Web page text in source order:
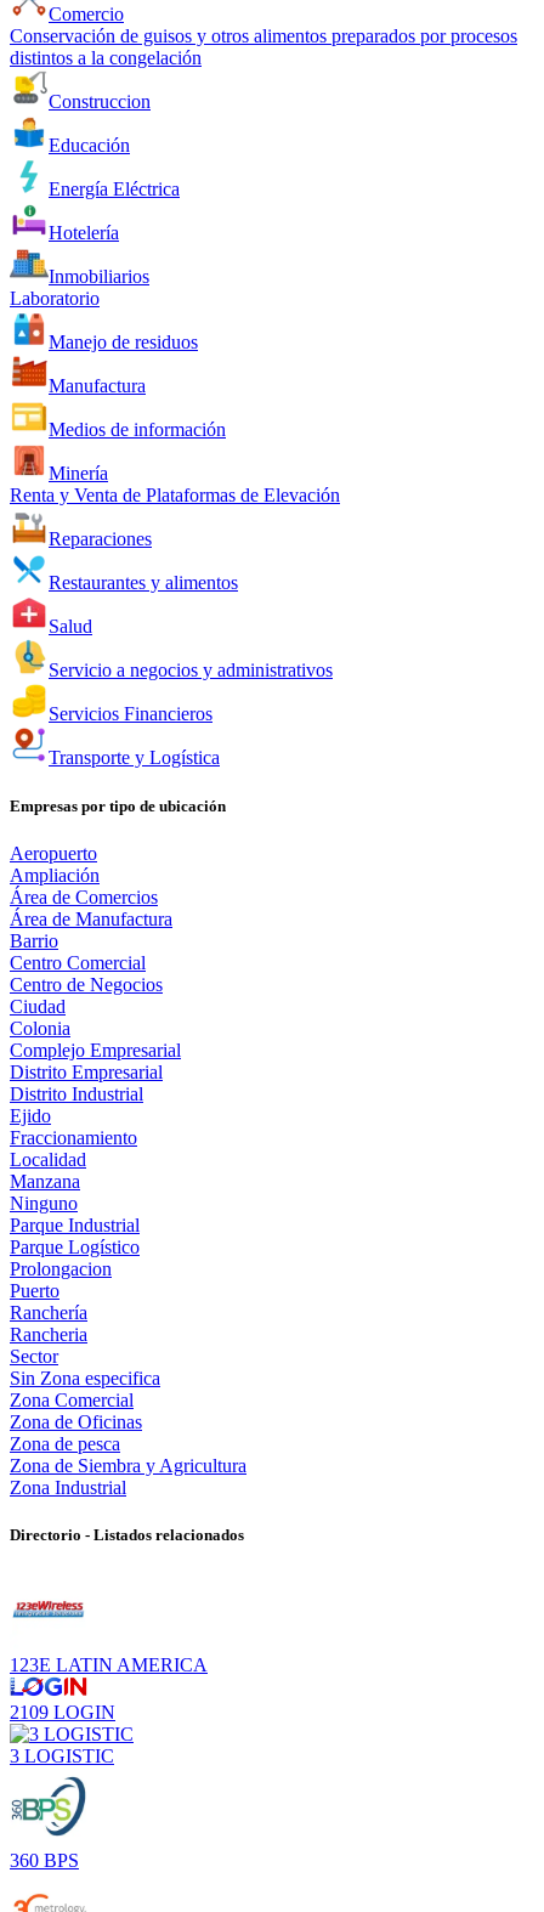
Comercio
Conservación de guisos y otros alimentos preparados por procesos
distintos a la congelación
Construccion
Educación
Energía Eléctrica
Hotelería
Inmobiliarios
Laboratorio
Manejo de residuos
Manufactura
Medios de información
Minería
Renta y Venta de Plataformas de Elevación
Reparaciones
Restaurantes y alimentos
Salud
Servicio a negocios y administrativos
Servicios Financieros
Transporte y Logística
Empresas por tipo de ubicación
Aeropuerto
Ampliación
Área de Comercios
Área de Manufactura
Barrio
Centro Comercial
Centro de Negocios
Ciudad
Colonia
Complejo Empresarial
Distrito Empresarial
Distrito Industrial
Ejido
Fraccionamiento
Localidad
Manzana
Ninguno
Parque Industrial
Parque Logístico
Prolongacion
Puerto
Ranchería
Rancheria
Sector
Sin Zona especifica
Zona Comercial
Zona de Oficinas
Zona de pesca
Zona de Siembra y Agricultura
Zona Industrial
Directorio - Listados relacionados
123E LATIN AMERICA
2109 LOGIN
3 LOGISTIC
360 BPS